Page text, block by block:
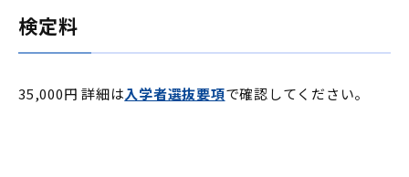
検定料
35,000円 詳細は入学者選抜要項で確認してください。